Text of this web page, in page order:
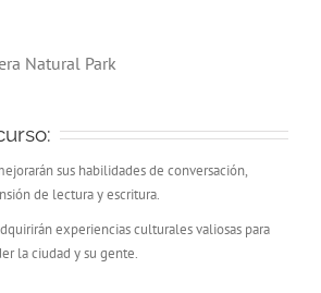
Natural Park
sus habilidades de conversación,
de lectura y escritura.
experiencias culturales valiosas para
la ciudad y su gente.